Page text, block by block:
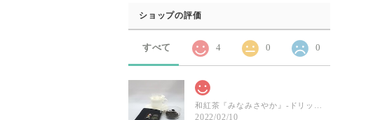
ショップの評価
すべて 4 0 0
和紅茶『みなみさやか』-ドリップパック
2022/02/10